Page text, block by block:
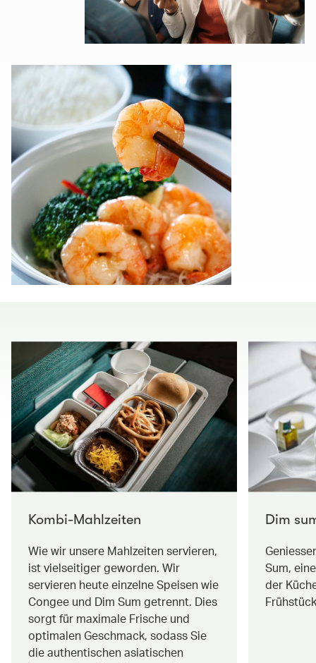
Kombi-Mahlzeiten
Wie wir unsere Mahlzeiten servieren,
ist vielseitiger geworden. Wir
servieren heute einzelne Speisen wie
Congee und Dim Sum getrennt. Dies
sorgt für maximale Frische und
optimalen Geschmack, sodass Sie
die authentischen asiatischen
Dim
Sum,
der